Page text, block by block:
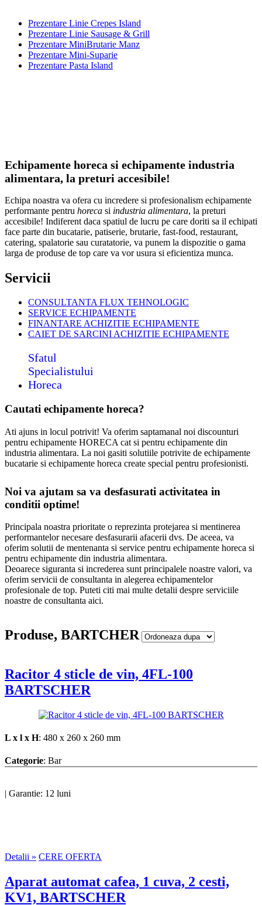
Prezentare Linie Crepes Island
Prezentare Linie Sausage & Grill
Prezentare MiniBrutarie Manz
Prezentare Mini-Suparie
Prezentare Pasta Island
Echipamente horeca si echipamente industria
alimentara, la preturi accesibile!
Echipa noastra va ofera cu incredere si profesionalism echipamente
performante pentru horeca si industria alimentara, la preturi
accesibile! Indiferent daca spatiul de lucru pe care doriti sa il echipati
face parte din bucatarie, patiserie, brutarie, fast-food, restaurant,
catering, spalatorie sau curatatorie, va punem la dispozitie o gama
larga de produse de top care va vor usura si eficientiza munca.
Servicii
CONSULTANTA FLUX TEHNOLOGIC
SERVICE ECHIPAMENTE
FINANTARE ACHIZITIE ECHIPAMENTE
CAIET DE SARCINI ACHIZITIE ECHIPAMENTE
Sfatul
Specialistului
Horeca
Cautati echipamente horeca?
Ati ajuns in locul potrivit! Va oferim saptamanal noi discounturi
pentru echipamente HORECA cat si pentru echipamente din
industria alimentara. La noi gasiti solutiile potrivite de echipamente
bucatarie si echipamente horeca create special pentru profesionisti.
Noi va ajutam sa va desfasurati activitatea in
conditii optime!
Principala noastra prioritate o reprezinta protejarea si mentinerea
performantelor necesare desfasurarii afacerii dvs. De aceea, va
oferim solutii de mentenanta si service pentru echipamente horeca si
pentru echipamente din industria alimentara.
Deoarece siguranta si increderea sunt principalele noastre valori, va
oferim servicii de consultanta in alegerea echipamentelor
profesionale de top. Puteti citi mai multe detalii despre serviciile
noastre de consultanta aici.
Produse, BARTCHER
Racitor 4 sticle de vin, 4FL-100
BARTSCHER
L x l x H: 480 x 260 x 260 mm
Categorie: Bar
| Garantie: 12 luni
Detalii » CERE OFERTA
Aparat automat cafea, 1 cuva, 2 cesti,
KV1, BARTSCHER